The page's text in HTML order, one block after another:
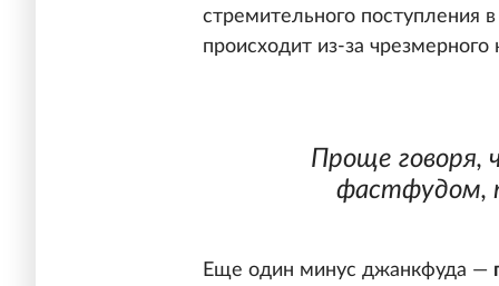
стремительного поступления
происходит из-за чрезмерного
Проще говоря,
фастфудом,
Еще один минус джанкфуда —